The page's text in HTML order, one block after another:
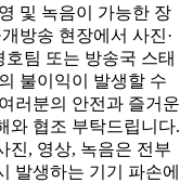
및 녹음이 가능한 장
방송 현장에서 사진·
팀 또는 방송국 스태
불이익이 발생할 수
러분의 안전과 즐거운
와 협조 부탁드립니다.
진, 영상, 녹음은 전부
발생하는 기기 파손에